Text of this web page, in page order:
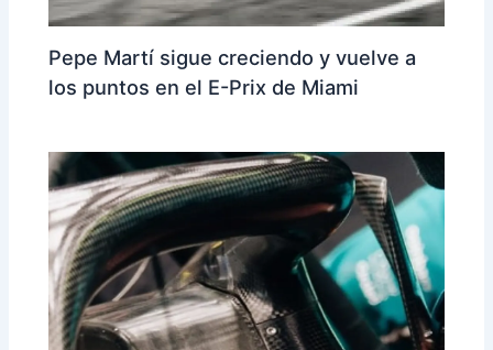
Pepe Martí sigue creciendo y vuelve a
los puntos en el E-Prix de Miami